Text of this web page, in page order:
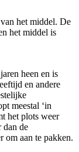
het middel. De
het middel is
heen en is
en andere
meestal ‘in
het plots weer
dan de
om aan te pakken.